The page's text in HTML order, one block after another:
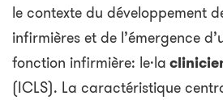
le contexte du développement
infirmières et de l’émergence
fonction infirmière: le·la
(ICLS). La caractéristique